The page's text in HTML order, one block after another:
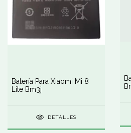
Batería Para Xiaomi Mi 8
Lite Bm3j
DETALLES